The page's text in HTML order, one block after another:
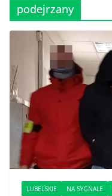
podejrzany
LUBELSKIE NA SYGNALE